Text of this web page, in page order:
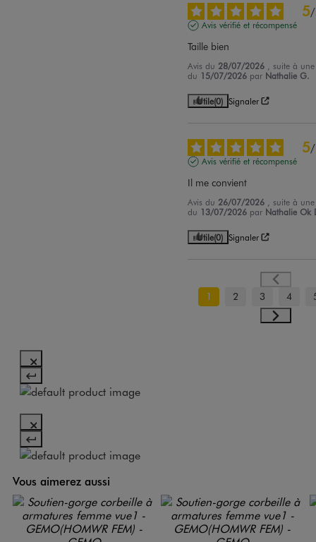
5/
Avis vérifié et récompensé
Taille bien
Avis du 28/07/2026
, suite à
du 15/07/2026 par Nathalie G.
Utile(0) Signaler
5/
Avis vérifié et récompensé
Il me convient
Avis du 26/07/2026
, suite à
du 13/07/2026 par Nathalie Ok
Utile(0) Signaler
1 2 3 4
Vous aimerez aussi